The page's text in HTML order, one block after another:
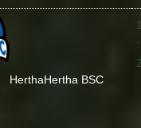
HerthaHertha BSC
: